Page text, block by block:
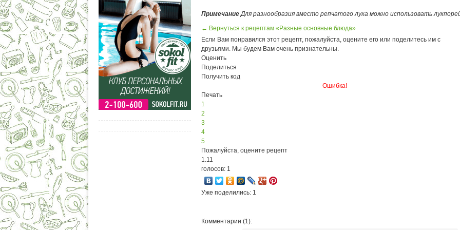
ПримечаниеДля разнообразия вместо репчатого лука можно использовать
← Вернуться к рецептам «Разные основные блюда»
Если Вам понравился этот рецепт, пожалуйста, оцените его или поделитесь им с
друзьями. Мы будем Вам очень признательны.
Оценить
Поделиться
Получить код
Ошибка!
Печать
1
2
3
4
5
Пожалуйста, оцените рецепт
1.11
голосов: 1
Уже поделились: 1
Комментарии (1):